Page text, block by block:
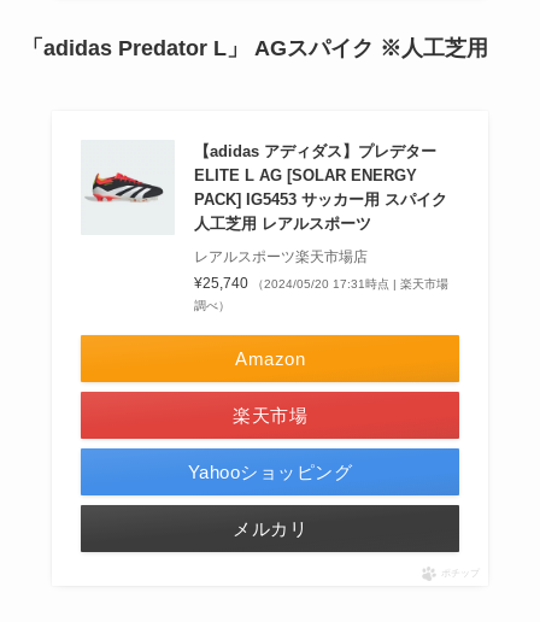
「 adidas Predator L」 AGスパイク ※人工芝用
【adidas アディダス】プレデター
ELITE L AG [SOLAR ENERGY
PACK] IG5453 サッカー用 スパイク
人工芝用 レアルスポーツ
レアルスポーツ楽天市場店
¥25,740
（2024/05/20 17:31時点 | 楽天市場
調べ）
Amazon
楽天市場
Yahooショッピング
メルカリ
ポチップ